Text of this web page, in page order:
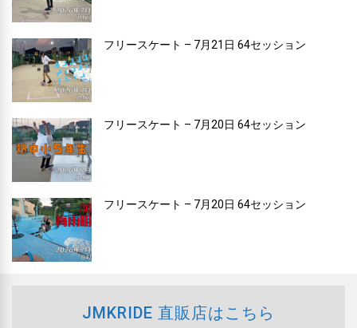
フリースケート – 7月21日 64セッション
フリースケート – 7月20日 64セッション
フリースケート – 7月20日 64セッション
JMKRIDE 直販店はこちら